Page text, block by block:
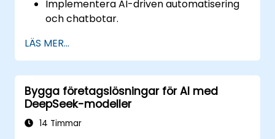
Implementera AI-driven automatisering
och chatbotar.
API-anrop effektivt.
LÄS MER...
Bygga företagslösningar för AI med
DeepSeek-modeller
14 Timmar